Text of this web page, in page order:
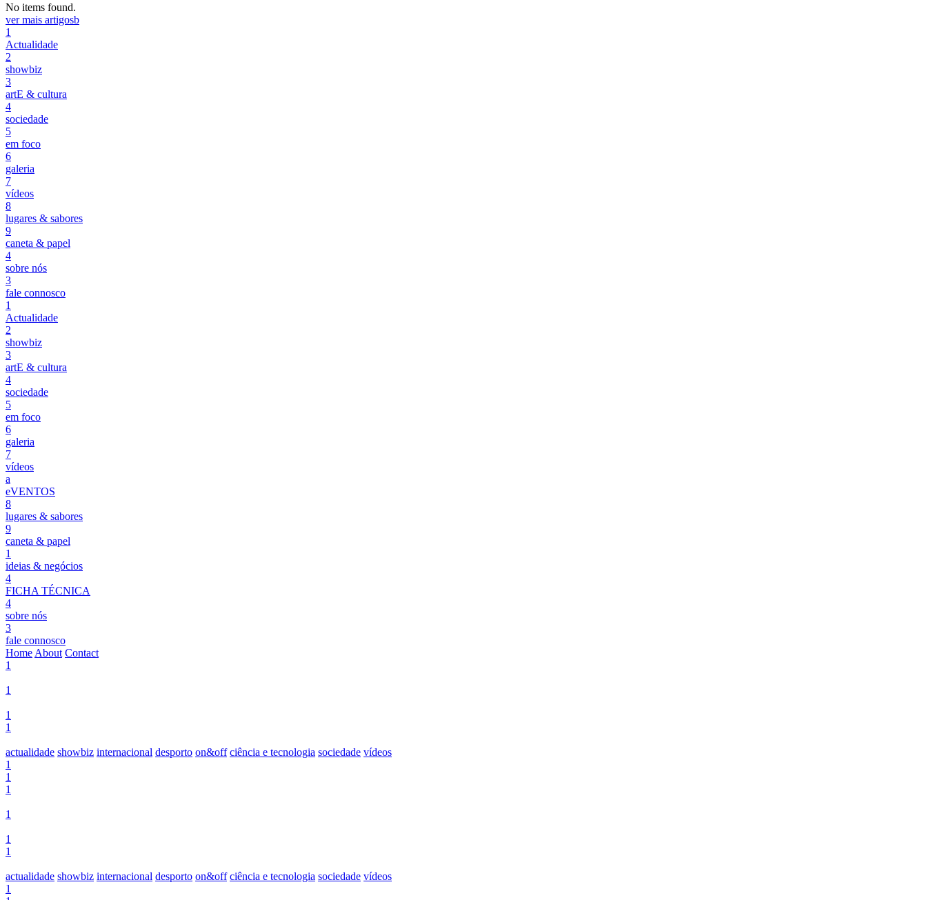
No items found.
ver mais artigosb
1
Actualidade
2
showbiz
3
artE & cultura
4
sociedade
5
em foco
6
galeria
7
vídeos
8
lugares & sabores
9
caneta & papel
4
sobre nós
3
fale connosco
1
Actualidade
2
showbiz
3
artE & cultura
4
sociedade
5
em foco
6
galeria
7
vídeos
a
eVENTOS
8
lugares & sabores
9
caneta & papel
1
ideias & negócios
4
FICHA TÉCNICA
4
sobre nós
3
fale connosco
Home About Contact
1
1
1
1
actualidade showbiz internacional desporto on&off ciência e tecnologia sociedade vídeos
1
1
1
1
1
1
actualidade showbiz internacional desporto on&off ciência e tecnologia sociedade vídeos
1